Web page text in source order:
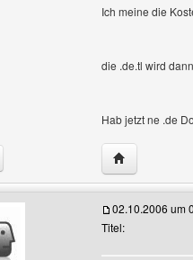
Ich meine die
die .de.tl wird
Hab jetzt ne .de
Website
02.10.2006 um
Titel: